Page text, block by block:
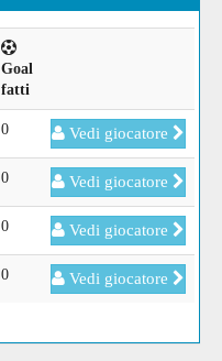
Goal
fatti
0 Vedi giocatore
0 Vedi giocatore
0 Vedi giocatore
0 Vedi giocatore